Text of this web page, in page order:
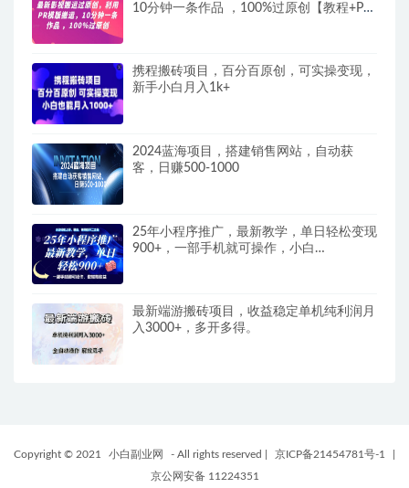
10分钟一条作品 ，100%过原创【教程+PR
携程搬砖项目，百分百原创，可实操变现，
新手小白月入1k+
2024蓝海项目，搭建销售网站，自动获
客，日赚500-1000
25年小程序推广，最新教学，单日轻松变现
900+，一部手机就可操作，小白…
最新端游搬砖项目，收益稳定单机纯利润月
入3000+，多开多得。
Copyright © 2021 小白副业网 - All rights reserved 京ICP备21454781号-1
京公网安备 11224351